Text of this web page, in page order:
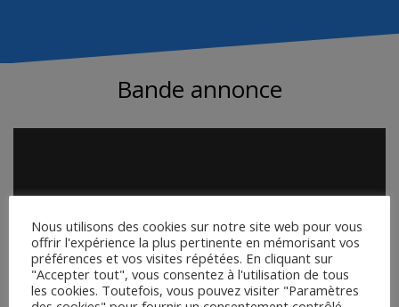
Bande annonce
Nous utilisons des cookies sur notre site web pour vous
offrir l'expérience la plus pertinente en mémorisant vos
préférences et vos visites répétées. En cliquant sur
"Accepter tout", vous consentez à l'utilisation de tous
les cookies. Toutefois, vous pouvez visiter "Paramètres